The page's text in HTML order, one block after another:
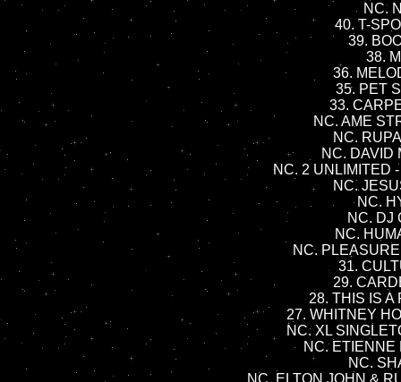
NC.
40. T-
39.
38.
36.
35. PET
33.
NC. AME
NC.
NC. DAVID
NC. 2 UNLIMITED
NC.
NC.
NC. DJ
NC.
NC.
31.
29.
28. THIS IS A
27. WHITNEY
NC. XL
NC. ETIENNE
NC.
NC. ELTON JOHN &